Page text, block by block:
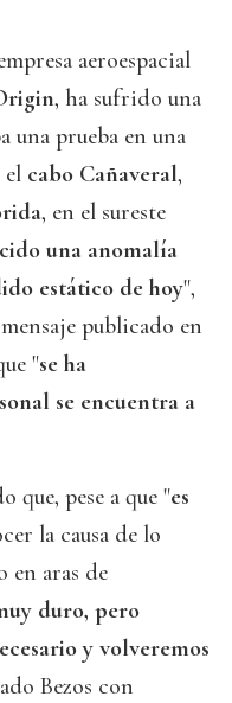
aeroespacial
, ha sufrido una
una prueba en una
cabo Cañaveral,
, en el sureste
una anomalía
estático de hoy",
publicado en
"se ha
se encuentra a
que, pese a que "es
la causa de lo
en aras de
duro, pero
y volveremos
Bezos con